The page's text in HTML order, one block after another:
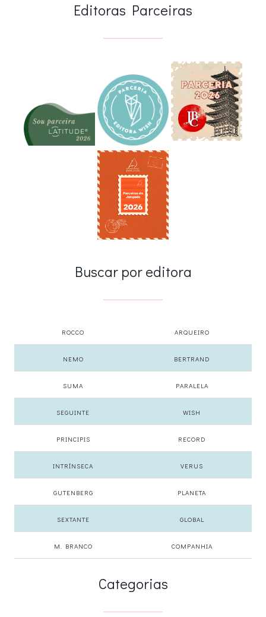
Editoras Parceiras
Buscar por editora
ROCCO ARQUEIRO
NEMO BERTRAND
SUMA PARALELA
SEGUINTE WISH
PRINCIPIS RECORD
INTRÍNSECA VERUS
GUTENBERG PLANETA
SEXTANTE GLOBAL
M. BRANCO COMPANHIA
Categorias